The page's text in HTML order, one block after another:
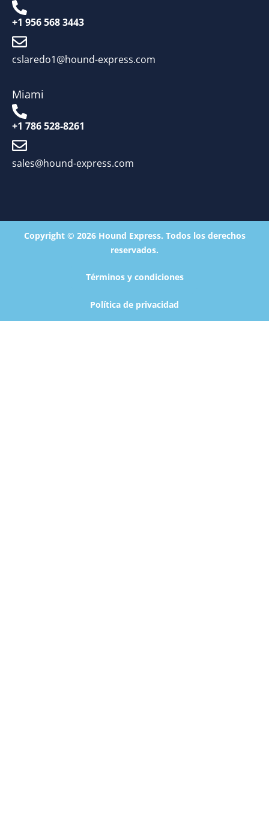
+1 956 568 3443
cslaredo1@hound-express.com
Miami
+1 786 528-8261
sales@hound-express.com
Copyright © 2026 Hound Express. Todos los derechos
reservados.
Términos y condiciones
Política de privacidad